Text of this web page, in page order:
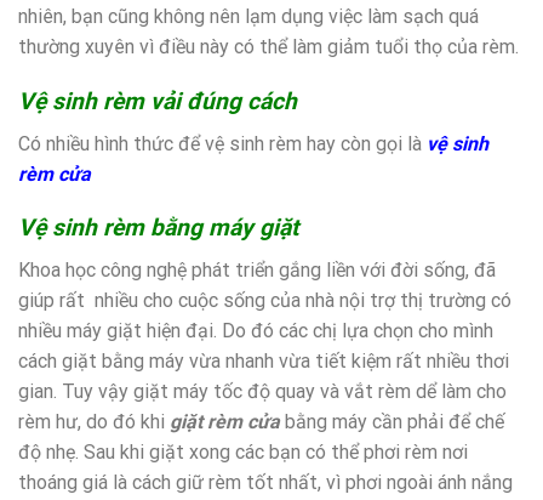
nhiên, bạn cũng không nên lạm dụng việc làm sạch quá
thường xuyên vì điều này có thể làm giảm tuổi thọ của rèm.
Vệ sinh rèm vải đúng cách
Có nhiều hình thức để vệ sinh rèm hay còn gọi là vệ sinh
rèm cửa
Vệ sinh rèm bằng máy giặt
Khoa học công nghệ phát triển gắng liền với đời sống, đã
giúp rất nhiều cho cuộc sống của nhà nội trợ thị trường có
nhiều máy giặt hiện đại. Do đó các chị lựa chọn cho mình
cách giặt bằng máy vừa nhanh vừa tiết kiệm rất nhiều thơi
gian. Tuy vậy giặt máy tốc độ quay và vắt rèm dể làm cho
rèm hư, do đó khi giặt rèm cửabằng máy cần phải để chế
độ nhẹ. Sau khi giặt xong các bạn có thể phơi rèm nơi
thoáng giá là cách giữ rèm tốt nhất, vì phơi ngoài ánh nắng